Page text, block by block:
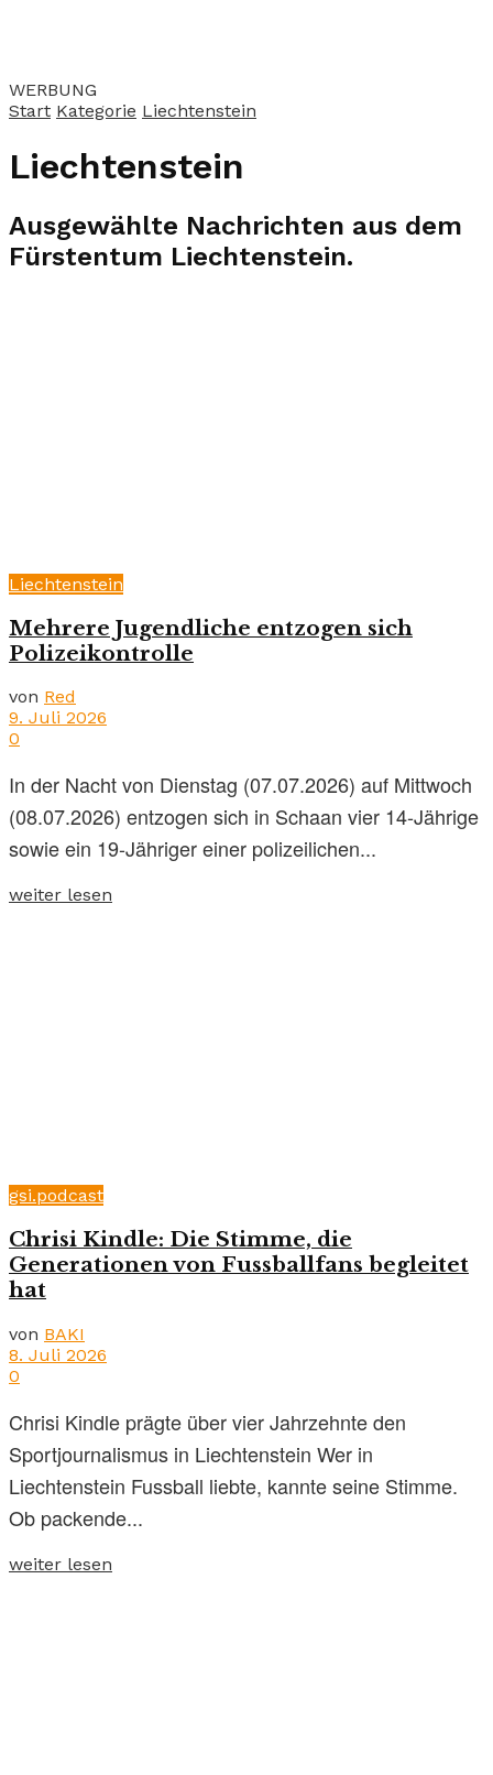
WERBUNG
Start Kategorie Liechtenstein
Liechtenstein
Ausgewählte Nachrichten aus dem
Fürstentum Liechtenstein.
Liechtenstein
Mehrere Jugendliche entzogen sich
Polizeikontrolle
von Red
9. Juli 2026
0
In der Nacht von Dienstag (07.07.2026) auf Mittwoch
(08.07.2026) entzogen sich in Schaan vier 14-Jährige
sowie ein 19-Jähriger einer polizeilichen...
weiter lesen
gsi.podcast
Chrisi Kindle: Die Stimme, die
Generationen von Fussballfans begleitet
hat
von BAKI
8. Juli 2026
0
Chrisi Kindle prägte über vier Jahrzehnte den
Sportjournalismus in Liechtenstein Wer in
Liechtenstein Fussball liebte, kannte seine Stimme.
Ob packende...
weiter lesen